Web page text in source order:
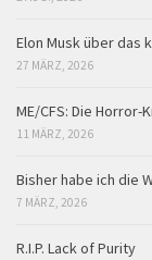
Elon Musk über das
27 MÄRZ, 2026
ME/CFS: Die
11 MÄRZ, 2026
Bisher habe ich die
7 MÄRZ, 2026
R.I.P. Lack of Purity